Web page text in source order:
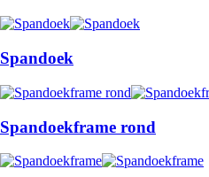
Spandoek
Spandoekframe rond